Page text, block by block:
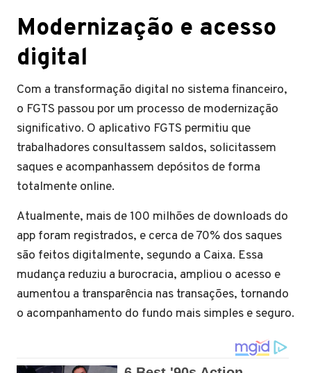
Modernização e acesso
digital
Com a transformação digital no sistema financeiro,
o FGTS passou por um processo de modernização
significativo. O aplicativo FGTS permitiu que
trabalhadores consultassem saldos, solicitassem
saques e acompanhassem depósitos de forma
totalmente online.
Atualmente, mais de 100 milhões de downloads do
app foram registrados, e cerca de 70% dos saques
são feitos digitalmente, segundo a Caixa. Essa
mudança reduziu a burocracia, ampliou o acesso e
aumentou a transparência nas transações, tornando
o acompanhamento do fundo mais simples e seguro.